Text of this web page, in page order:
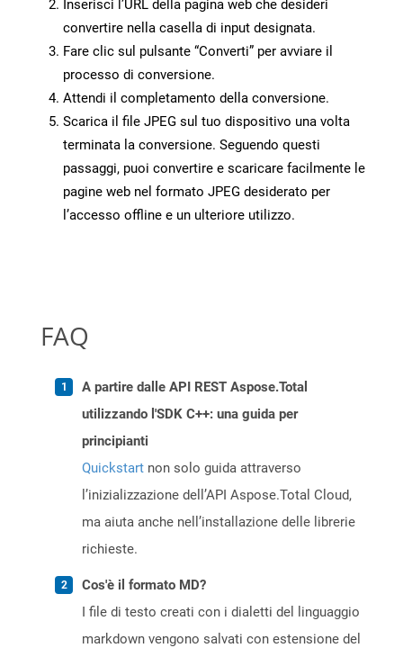
Inserisci l’URL della pagina web che desideri
convertire nella casella di input designata.
Fare clic sul pulsante “Converti” per avviare il
processo di conversione.
Attendi il completamento della conversione.
Scarica il file JPEG sul tuo dispositivo una volta
terminata la conversione. Seguendo questi
passaggi, puoi convertire e scaricare facilmente le
pagine web nel formato JPEG desiderato per
l’accesso offline e un ulteriore utilizzo.
FAQ
A partire dalle API REST Aspose.Total
utilizzando l'SDK C++: una guida per
principianti
Quickstart non solo guida attraverso
l’inizializzazione dell’API Aspose.Total Cloud,
ma aiuta anche nell’installazione delle librerie
richieste.
Cos'è il formato MD?
I file di testo creati con i dialetti del linguaggio
markdown vengono salvati con estensione del